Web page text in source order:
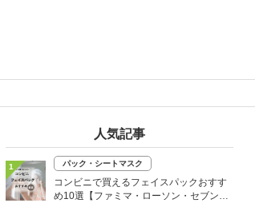
人気記事
1 パック・シートマスク
コンビニで買えるフェイスパックおすす
め10選【ファミマ・ローソン・セブン】